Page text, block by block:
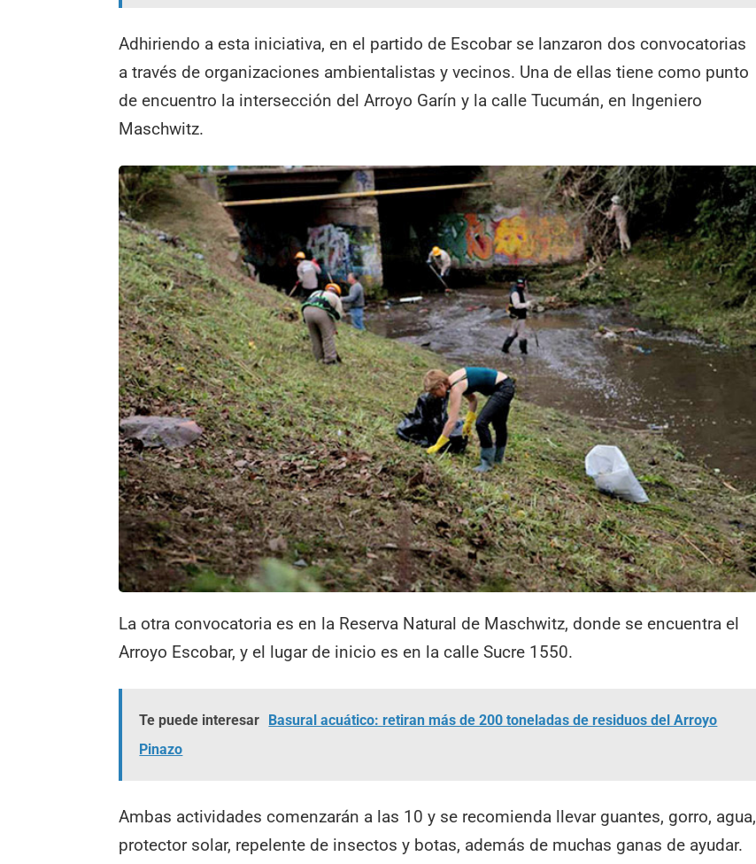
Adhiriendo a esta iniciativa, en el partido de Escobar se lanzaron dos convocatorias
a través de organizaciones ambientalistas y vecinos. Una de ellas tiene como punto
de encuentro la intersección del Arroyo Garín y la calle Tucumán, en Ingeniero
Maschwitz.
La otra convocatoria es en la Reserva Natural de Maschwitz, donde se encuentra el
Arroyo Escobar, y el lugar de inicio es en la calle Sucre 1550.
Te puede interesar Basural acuático: retiran más de 200 toneladas de residuos del Arroyo
Pinazo
Ambas actividades comenzarán a las 10 y se recomienda llevar guantes, gorro, agua,
protector solar, repelente de insectos y botas, además de muchas ganas de ayudar.